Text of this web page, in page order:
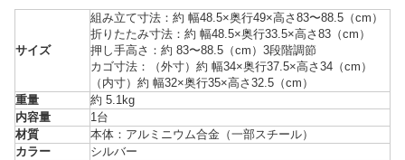
サイズ
組み立て寸法：約 幅48.5×奥行49×高さ83〜88.5（cm）
折りたたみ寸法：約 幅48.5×奥行33.5×高さ83（cm）
押し手高さ：約 83〜88.5（cm）3段階調節
カゴ寸法：（外寸）約 幅34×奥行37.5×高さ34（cm）
（内寸）約 幅32×奥行35×高さ32.5（cm）
重量
約 5.1kg
内容量
1台
材質
本体：アルミニウム合金（一部スチール）
カラー
シルバー